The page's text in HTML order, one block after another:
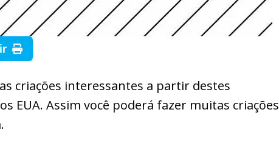
criações interessantes a partir destes
EUA. Assim você poderá fazer muitas criações